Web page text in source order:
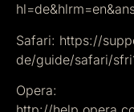
Safari: https://
de/guide/safari/
Opera: